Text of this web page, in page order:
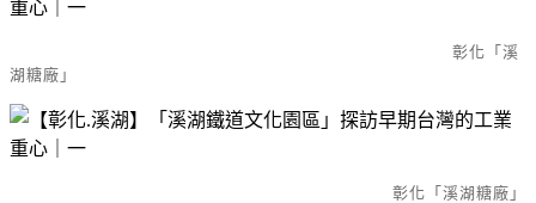
彰化「溪
湖糖廠」
彰化「溪湖糖廠」